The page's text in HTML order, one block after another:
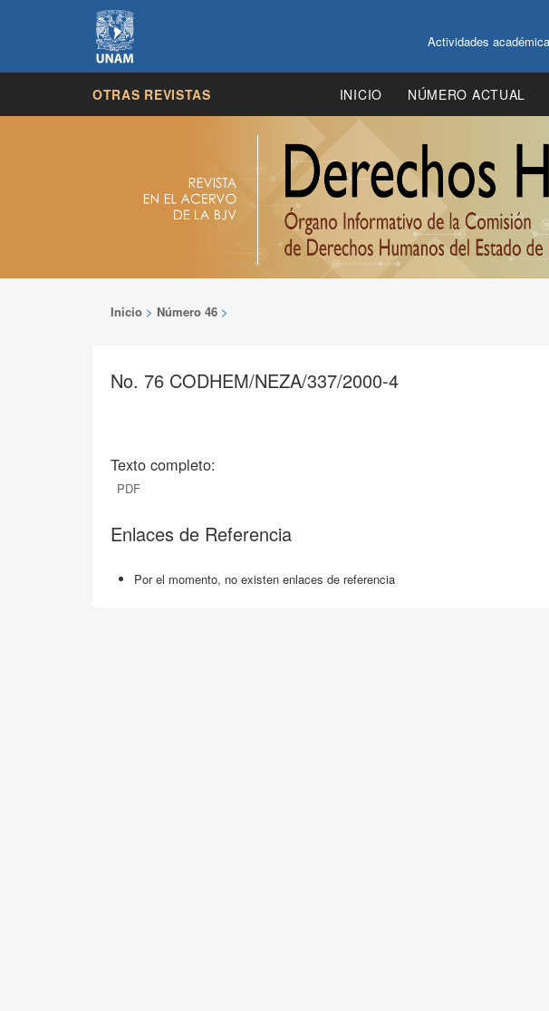
Actividades
OTRAS REVISTAS INICIO NÚMERO ACTUAL
Inicio > Número 46 >
No. 76 CODHEM/NEZA/337/2000-4
Texto completo:
PDF
Enlaces de Referencia
Por el momento, no existen enlaces de referencia